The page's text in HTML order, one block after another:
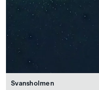
Svansholmen